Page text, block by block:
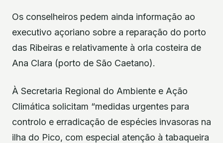
Os conselheiros pedem ainda informação ao
executivo açoriano sobre a reparação do porto
das Ribeiras e relativamente à orla costeira de
Ana Clara (porto de São Caetano).
À Secretaria Regional do Ambiente e Ação
Climática solicitam “medidas urgentes para
controlo e erradicação de espécies invasoras na
ilha do Pico, com especial atenção à tabaqueira